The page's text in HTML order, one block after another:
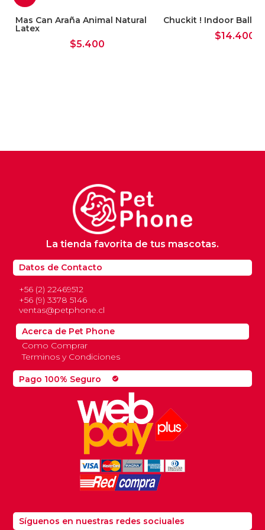
Mas Can Araña Animal Natural
Latex
$5.400
Chuckit ! Indoor Ball
$14.400
Pago 100% Seguro check_circle
Datos de Contacto
+56 (2) 22469512
+56 (9) 3378 5146
ventas@petphone.cl
La tienda favorita de tus mascotas.
Acerca de Pet Phone
Como Comprar
Terminos y Condiciones
Síguenos en nuestras redes sociuales